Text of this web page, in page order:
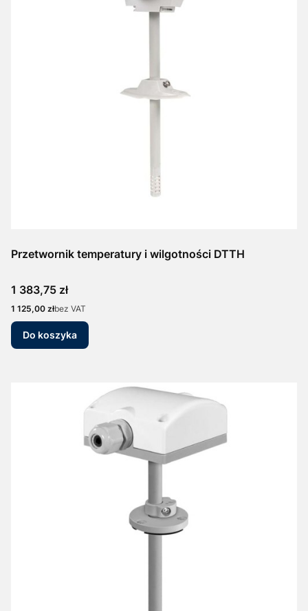
Przetwornik temperatury i wilgotności DTTH
Cena
1 383,75 zł
Cena
1 125,00 złbez VAT
Do koszyka